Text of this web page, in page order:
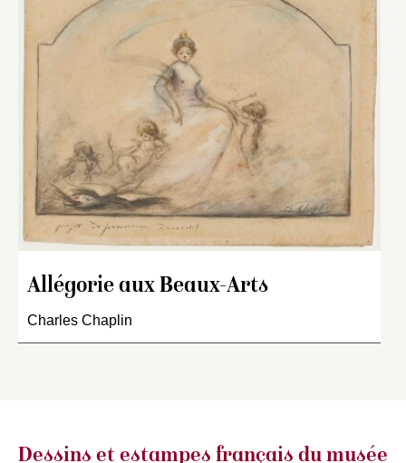
Allégorie aux Beaux-Arts
Charles Chaplin
Dessins et estampes français du musée